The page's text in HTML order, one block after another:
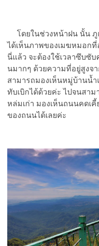
โดยในช่วงหน้าฝน นั้น ภู
ได้เห็นภาพของเมฆหมอก
นี่แล้ว จะต้องใช้เวลาซึบซั
นมากๆ ด้วยความที่อยู่สูงจา
สามารถมองเห็นหมู่บ้านน้
ทับเบิกได้ด้วยค่ะ ไปจนสา
หล่มเก่า มองเห็นถนนคดเคี้
ของถนนได้เลยค่ะ